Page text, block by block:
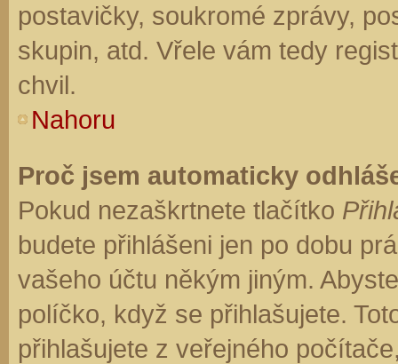
postavičky, soukromé zprávy,
skupin, atd. Vřele vám tedy
chvil.
Nahoru
Proč jsem automaticky
Pokud nezaškrtnete tlačítko
budete přihlášeni jen po dobu
vašeho účtu někým jiným.
políčko, když se přihlašujete.
přihlašujete z veřejného